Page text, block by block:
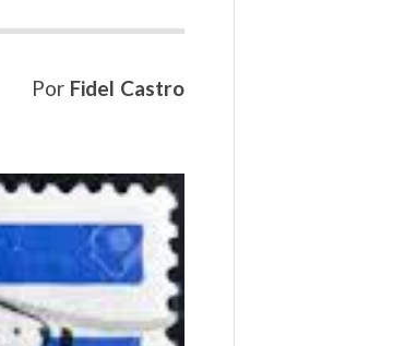
Por Fidel Castro